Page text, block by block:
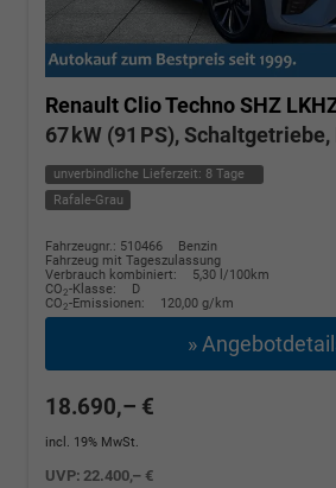
Renault ClioTechno SHZ
67 kW (91 PS),
unverbindliche Lieferzeit: 8 Tage
Rafale-Grau
Fahrzeugnr.: 510466
Benzin
Fahrzeug mit Tageszulassung
Verbrauch kombiniert:
5,30 l/100km
CO2-Klasse:
D
CO2-Emissionen: 120,00 g/km
»
18.690,– €
incl. 19% MwSt.
UVP:22.400,– €